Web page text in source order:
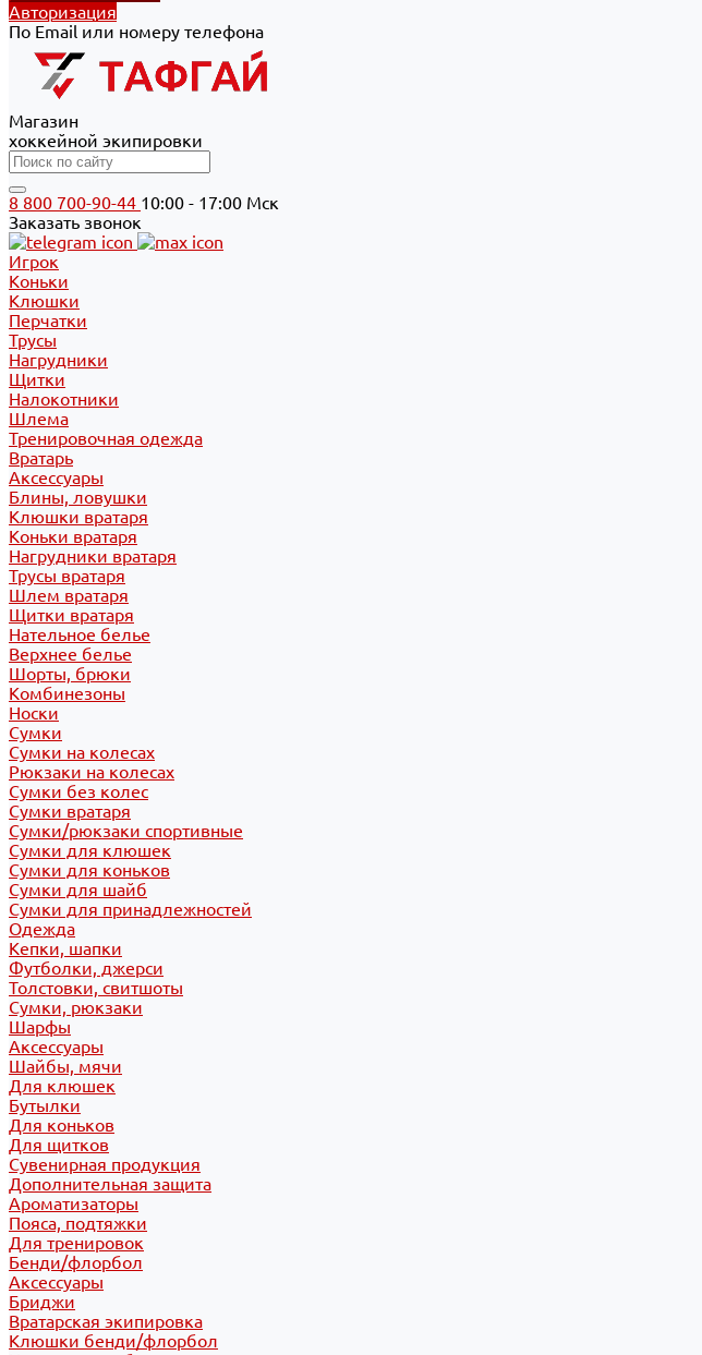
Авторизация
По Email или номеру телефона
Магазин
хоккейной экипировки
8 800 700-90-44 10:00 - 17:00 Мск
Заказать звонок
Игрок
Коньки
Клюшки
Перчатки
Трусы
Нагрудники
Щитки
Налокотники
Шлема
Тренировочная одежда
Вратарь
Аксессуары
Блины, ловушки
Клюшки вратаря
Коньки вратаря
Нагрудники вратаря
Трусы вратаря
Шлем вратаря
Щитки вратаря
Нательное белье
Верхнее белье
Шорты, брюки
Комбинезоны
Носки
Сумки
Сумки на колесах
Рюкзаки на колесах
Сумки без колес
Сумки вратаря
Сумки/рюкзаки спортивные
Сумки для клюшек
Сумки для коньков
Сумки для шайб
Сумки для принадлежностей
Одежда
Кепки, шапки
Футболки, джерси
Толстовки, свитшоты
Сумки, рюкзаки
Шарфы
Аксессуары
Шайбы, мячи
Для клюшек
Бутылки
Для коньков
Для щитков
Сувенирная продукция
Дополнительная защита
Ароматизаторы
Пояса, подтяжки
Для тренировок
Бенди/флорбол
Аксессуары
Бриджи
Вратарская экипировка
Клюшки бенди/флорбол